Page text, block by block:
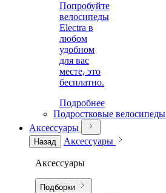
Попробуйте
велосипеды
Electra в
любом
удобном
для вас
месте, это
бесплатно.
Подробнее
Подростковые велосипеды
Аксессуары
Назад Аксессуары
Аксессуары
Подборки